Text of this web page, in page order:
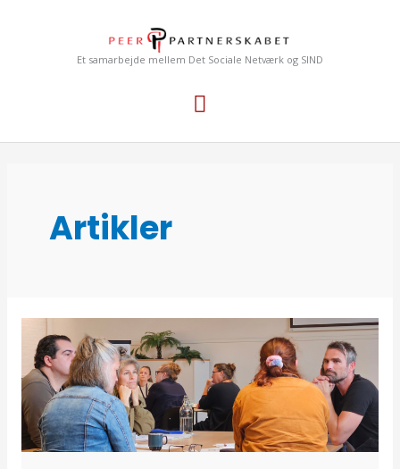
Et samarbejde mellem Det Sociale Netværk og SIND
Hovedmenu
Artikler
Reportage
fra
læringssymposium:
Hvordan
gør
vi